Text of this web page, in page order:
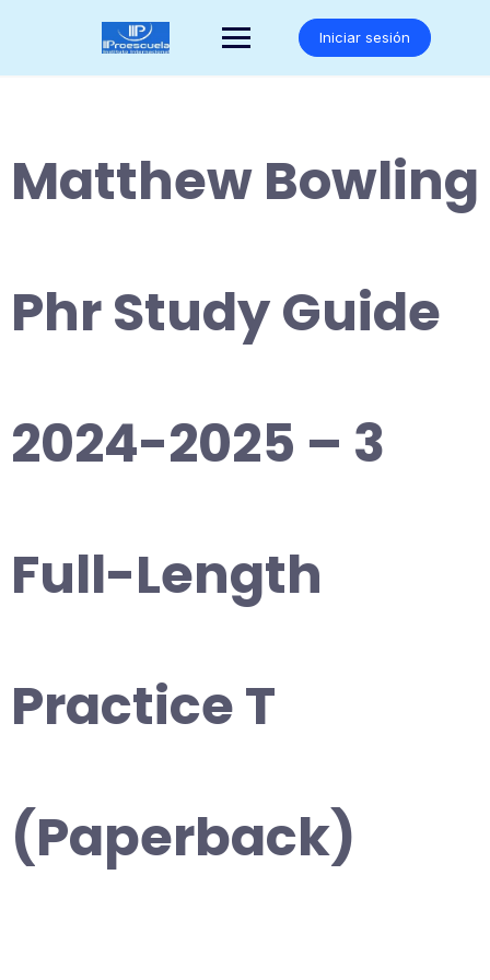
Iniciar sesión
Matthew Bowling
Phr Study Guide
2024-2025 – 3
Full-Length
Practice T
(Paperback)